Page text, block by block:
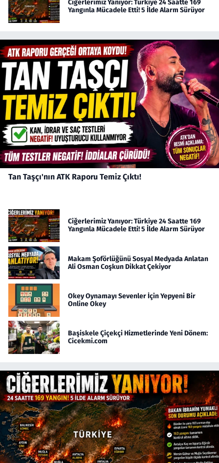
Ciğerlerimiz Yanıyor: Türkiye 24 Saatte 169
Yangınla Mücadele Etti! 5 İlde Alarm Sürüyor
Tan Taşçı'nın ATK Raporu Temiz Çıktı!
Ciğerlerimiz Yanıyor: Türkiye 24 Saatte 169
Yangınla Mücadele Etti! 5 İlde Alarm Sürüyor
Makam Şoförlüğünü Sosyal Medyada Anlatan
Ali Osman Coşkun Dikkat Çekiyor
Okey Oynamayı Sevenler İçin Yepyeni Bir
Online Okey
Başiskele Çiçekçi Hizmetlerinde Yeni Dönem:
Cicekmi.com